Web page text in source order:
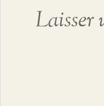
Laisser